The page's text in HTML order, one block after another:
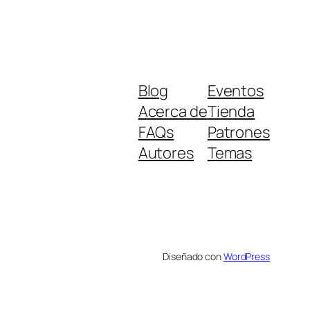
Blog
Acerca de
FAQs
Autores
Eventos
Tienda
Patrones
Temas
Diseñado conWordPress